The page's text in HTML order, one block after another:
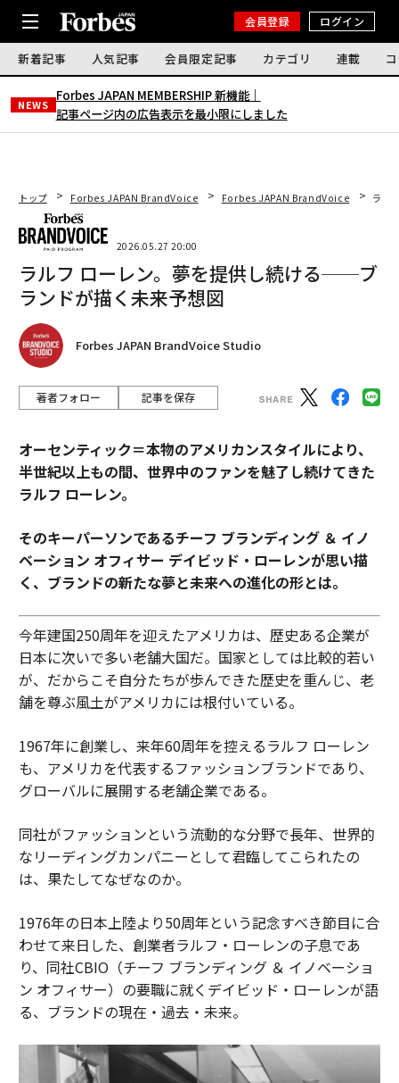
会員登録 ログイン
新着記事 人気記事 会員限定記事 カテゴリ 連載
NEWS
Forbes JAPAN MEMBERSHIP 新機能｜
記事ページ内の広告表示を最小限にしました
トップ Forbes JAPAN BrandVoice Forbes JAPAN BrandVoice ラル
2026.05.27 20:00
ラルフ ローレン。夢を提供し続ける──ブ
ランドが描く未来予想図
Forbes JAPAN BrandVoice Studio
著者フォロー 記事を保存
オーセンティック＝本物のアメリカンスタイルにより、
半世紀以上もの間、世界中のファンを魅了し続けてきた
ラルフ ローレン。
そのキーパーソンであるチーフ ブランディング ＆ イノ
ベーション オフィサー デイビッド・ローレンが思い描
く、ブランドの新たな夢と未来への進化の形とは。
今年建国250周年を迎えたアメリカは、歴史ある企業が
日本に次いで多い老舗大国だ。国家としては比較的若い
が、だからこそ自分たちが歩んできた歴史を重んじ、老
舗を尊ぶ風土がアメリカには根付いている。
1967年に創業し、来年60周年を控えるラルフ ローレン
も、アメリカを代表するファッションブランドであり、
グローバルに展開する老舗企業である。
同社がファッションという流動的な分野で長年、世界的
なリーディングカンパニーとして君臨してこられたの
は、果たしてなぜなのか。
1976年の日本上陸より50周年という記念すべき節目に合
わせて来日した、創業者ラルフ・ローレンの子息であ
り、同社CBIO（チーフ ブランディング ＆ イノベーショ
ン オフィサー）の要職に就くデイビッド・ローレンが語
る、ブランドの現在・過去・未来。